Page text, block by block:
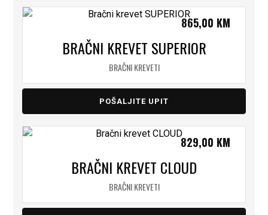
BRAČNI KREVET SUPERIOR
BRAČNI KREVETI
865,00 KM
POŠALJITE UPIT
BRAČNI KREVET CLOUD
BRAČNI KREVETI
829,00 KM